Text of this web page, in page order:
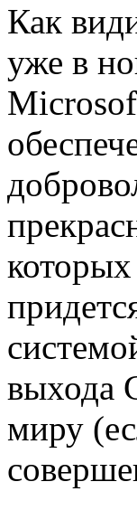
Как
уже в
выхода
миру